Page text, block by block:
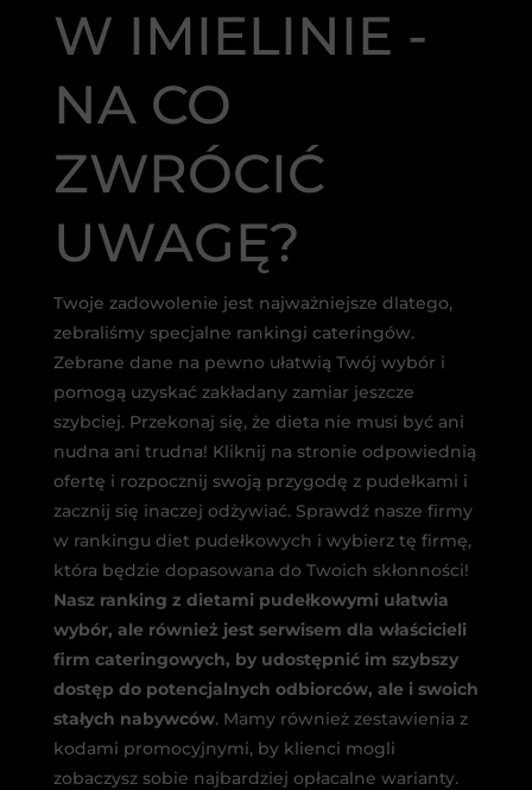
W IMIELINIE -
NA CO
ZWRÓCIĆ
UWAGĘ?
Twoje zadowolenie jest najważniejsze dlatego,
zebraliśmy specjalne rankingi cateringów.
Zebrane dane na pewno ułatwią Twój wybór i
pomogą uzyskać zakładany zamiar jeszcze
szybciej. Przekonaj się, że dieta nie musi być ani
nudna ani trudna! Kliknij na stronie odpowiednią
ofertę i rozpocznij swoją przygodę z pudełkami i
zacznij się inaczej odżywiać. Sprawdź nasze firmy
w rankingu diet pudełkowych i wybierz tę firmę,
która będzie dopasowana do Twoich skłonności!
Nasz ranking z dietami pudełkowymi ułatwia
wybór, ale również jest serwisem dla właścicieli
firm cateringowych, by udostępnić im szybszy
dostęp do potencjalnych odbiorców, ale i swoich
stałych nabywców. Mamy również zestawienia z
kodami promocyjnymi, by klienci mogli
zobaczysz sobie najbardziej opłacalne warianty.